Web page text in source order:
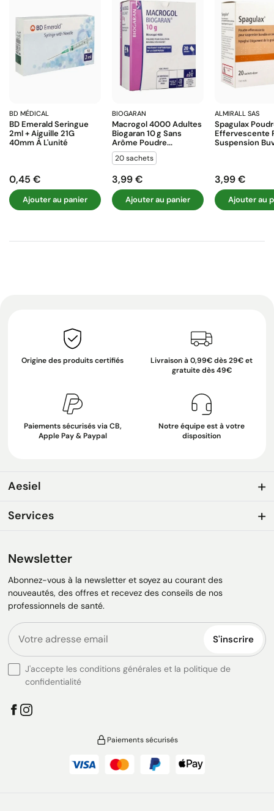
BD MÉDICAL
BD Emerald Seringue
2ml + Aiguille 21G
40mm À L'unité
Prix
0,45 €
Ajouter au panier
BIOGARAN
Macrogol 4000 Adultes
Biogaran 10 G Sans
Arôme Poudre...
20 sachets
Prix
3,99 €
Ajouter au panier
ALMIRALL SAS
Spagulax
Effervescente
Suspension
Prix
3,99 €
Ajouter au
Origine des produits certifiés
Livraison à 0,99€ dès 29€ et
gratuite dès 49€
Paiements sécurisés via CB,
Apple Pay & Paypal
Notre équipe est à votre
disposition
Aesiel
Services
Newsletter
Abonnez-vous à la newsletter et soyez au courant des
nouveautés, des offres et recevez des conseils de nos
professionnels de santé.
S'inscrire
J'accepte les conditions générales et la politique de
confidentialité
Paiements sécurisés